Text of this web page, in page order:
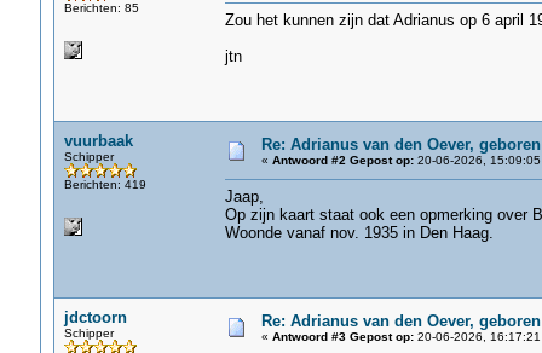
Berichten: 85
Zou het kunnen zijn dat Adrianus op 6 april
jtn
vuurbaak
Schipper
Berichten: 419
Re: Adrianus van den Oever,
« Antwoord #2 Gepost op:20-06-2026, 15:09:05
Jaap,
Op zijn kaart staat ook een opmerking over
Woonde vanaf nov. 1935 in Den Haag.
jdctoorn
Schipper
Re: Adrianus van den Oever,
« Antwoord #3 Gepost op:20-06-2026, 16:17:21